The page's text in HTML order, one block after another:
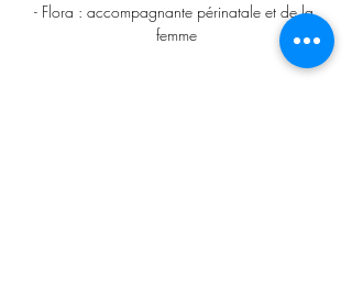
- Flora : accompagnante périnatale et de la
femme